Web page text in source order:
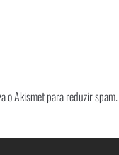
o Akismet para reduzir spam.